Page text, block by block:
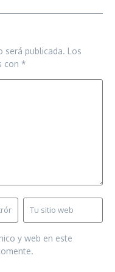
será publicada. Los
con *
y web en este